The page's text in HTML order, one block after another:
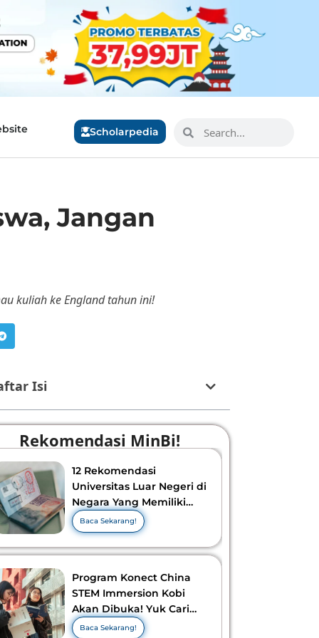
Scholarpedia
Jangan
kuliah ke England tahun ini!
Isi
Rekomendasi MinBi!
12 Rekomendasi
Universitas Luar Negeri di
Negara Yang Memiliki
Visa Murah di 2026-2027!
Baca Sekarang!
Program Konect China
STEM Immersion Kobi
Akan Dibuka! Yuk Cari
Tahu Info Selengkapnya!
Baca Sekarang!